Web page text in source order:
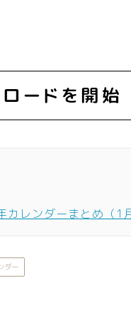
レンダーまとめ（1
ダー